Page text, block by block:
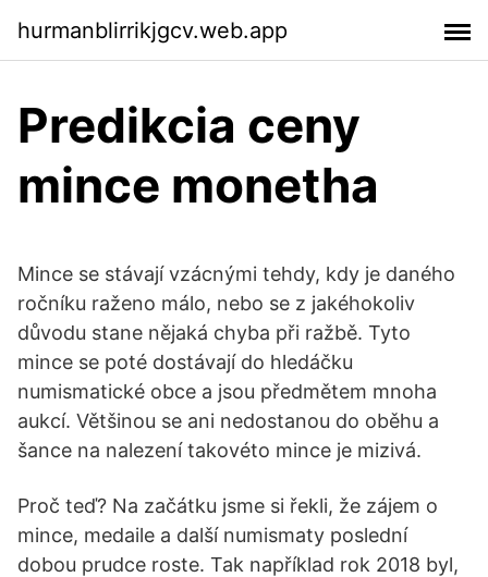
hurmanblirrikjgcv.web.app
Predikcia ceny
mince monetha
Mince se stávají vzácnými tehdy, kdy je daného
ročníku raženo málo, nebo se z jakéhokoliv
důvodu stane nějaká chyba při ražbě. Tyto
mince se poté dostávají do hledáčku
numismatické obce a jsou předmětem mnoha
aukcí. Většinou se ani nedostanou do oběhu a
šance na nalezení takovéto mince je mizivá.
Proč teď? Na začátku jsme si řekli, že zájem o
mince, medaile a další numismaty poslední
dobou prudce roste. Tak například rok 2018 byl,